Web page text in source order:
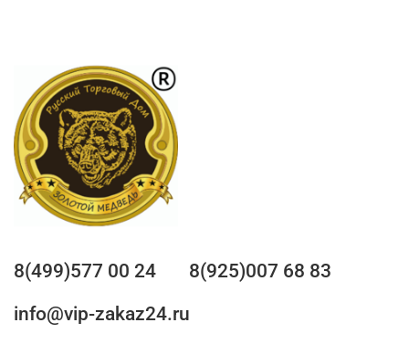
8(499)577 00 24
8(925)007 68 83
info@vip-zakaz24.ru